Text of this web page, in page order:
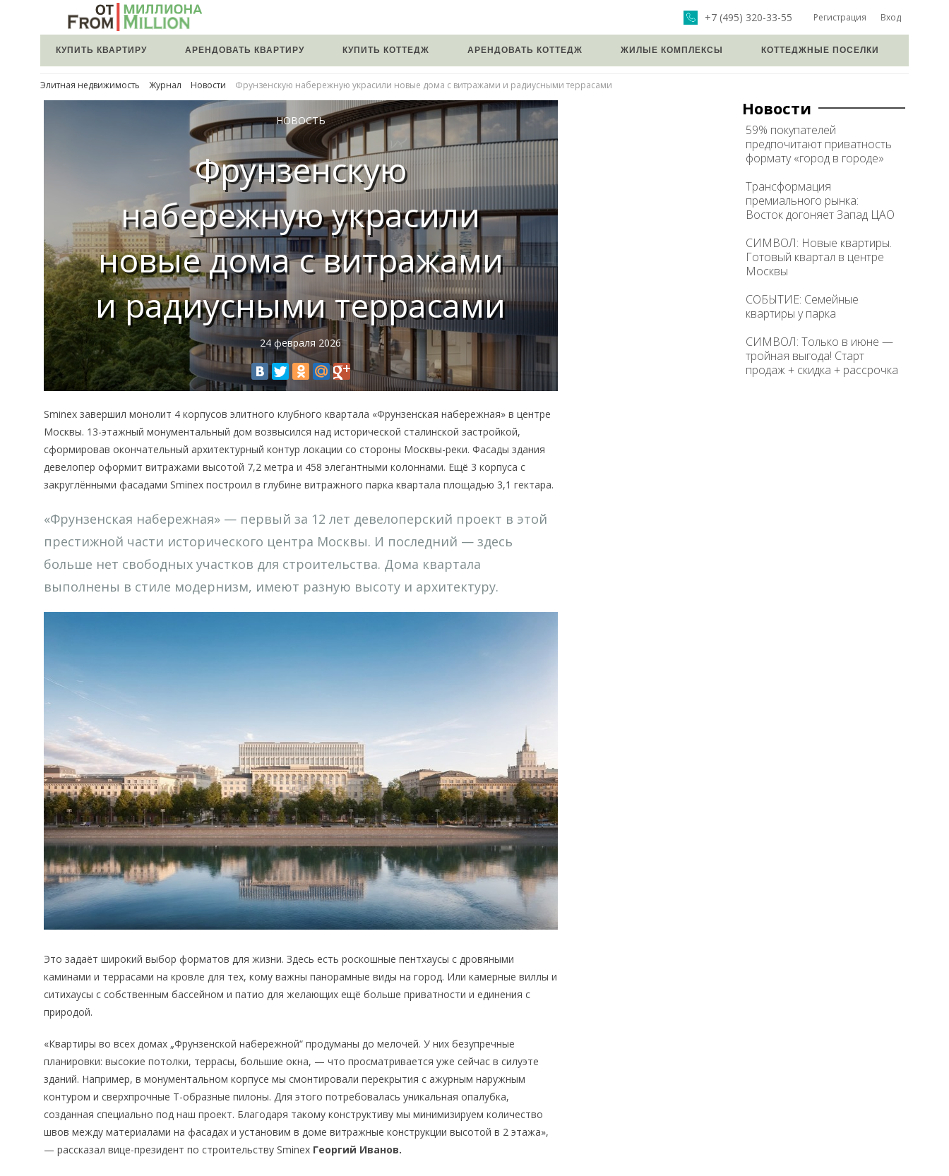
Регистрация Вход
+7 (495) 320-33-55
КУПИТЬ КВАРТИРУ АРЕНДОВАТЬ КВАРТИРУ КУПИТЬ КОТТЕДЖ АРЕНДОВАТЬ КОТТЕДЖ ЖИЛЫЕ КОМПЛЕКСЫ КОТТЕДЖНЫЕ ПОСЕЛКИ
Элитная недвижимость Журнал Новости Фрунзенскую набережную украсили новые дома с витражами и радиусными террасами
НОВОСТЬ
Фрунзенскую
набережную украсили
новые дома с витражами
и радиусными террасами
24 февраля 2026
Sminex завершил монолит 4 корпусов элитного клубного квартала «Фрунзенская набережная» в центре
Москвы. 13-этажный монументальный дом возвысился над исторической сталинской застройкой,
сформировав окончательный архитектурный контур локации со стороны Москвы-реки. Фасады здания
девелопер оформит витражами высотой 7,2 метра и 458 элегантными колоннами. Ещё 3 корпуса с
закруглёнными фасадами Sminex построил в глубине витражного парка квартала площадью 3,1 гектара.
«Фрунзенская набережная» — первый за 12 лет девелоперский проект в этой
престижной части исторического центра Москвы. И последний — здесь
больше нет свободных участков для строительства. Дома квартала
выполнены в стиле модернизм, имеют разную высоту и архитектуру.
Это задаёт широкий выбор форматов для жизни. Здесь есть роскошные пентхаусы с дровяными
каминами и террасами на кровле для тех, кому важны панорамные виды на город. Или камерные виллы и
ситихаусы с собственным бассейном и патио для желающих ещё больше приватности и единения с
природой.
«Квартиры во всех домах „Фрунзенской набережной“ продуманы до мелочей. У них безупречные
планировки: высокие потолки, террасы, большие окна, — что просматривается уже сейчас в силуэте
зданий. Например, в монументальном корпусе мы смонтировали перекрытия с ажурным наружным
контуром и сверхпрочные Т-образные пилоны. Для этого потребовалась уникальная опалубка,
созданная специально под наш проект. Благодаря такому конструктиву мы минимизируем количество
швов между материалами на фасадах и установим в доме витражные конструкции высотой в 2 этажа»,
— рассказал вице-президент по строительству Sminex Георгий Иванов.
Новости
59% покупателей
предпочитают приватность
формату «город в городе»
Трансформация
премиального рынка:
Восток догоняет Запад ЦАО
СИМВОЛ: Новые квартиры.
Готовый квартал в центре
Москвы
СОБЫТИЕ: Семейные
квартиры у парка
СИМВОЛ: Только в июне —
тройная выгода! Старт
продаж + скидка + рассрочка